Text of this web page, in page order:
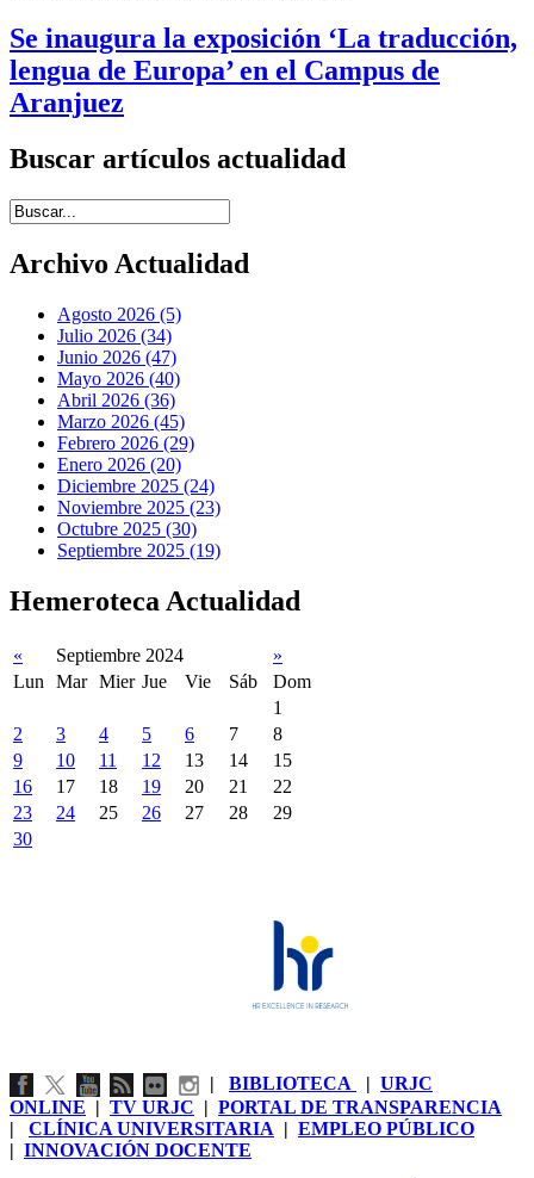
Se inaugura la exposición ‘La traducción,
lengua de Europa’ en el Campus de
Aranjuez
Buscar artículos actualidad
Introduce términos de búsqueda
Archivo Actualidad
Agosto 2026 (5)
Julio 2026 (34)
Junio 2026 (47)
Mayo 2026 (40)
Abril 2026 (36)
Marzo 2026 (45)
Febrero 2026 (29)
Enero 2026 (20)
Diciembre 2025 (24)
Noviembre 2025 (23)
Octubre 2025 (30)
Septiembre 2025 (19)
Hemeroteca Actualidad
« Septiembre 2024
»
Lun
Mar Mier Jue Vie Sáb
Dom
1
2
3 4 5 6 7
8
9
10 11 12 13 14
15
16
17 18 19 20 21
22
23
24 25 26 27 28
29
30
| BIBLIOTECA | URJC
ONLINE | TV URJC | PORTAL DE TRANSPARENCIA
| CLÍNICA UNIVERSITARIA | EMPLEO PÚBLICO
| INNOVACIÓN DOCENTE